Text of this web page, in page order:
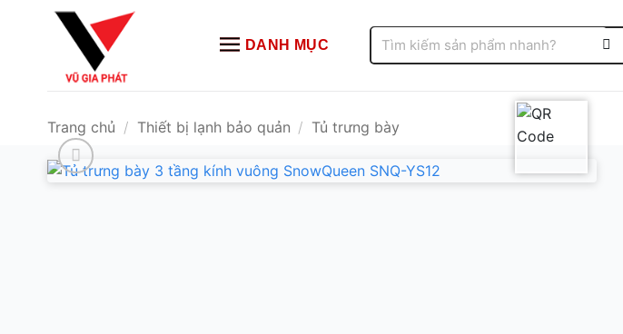
DANH MỤC
kiếm:
Trang chủ / Thiết bị lạnh bảo quản / Tủ trưng bày